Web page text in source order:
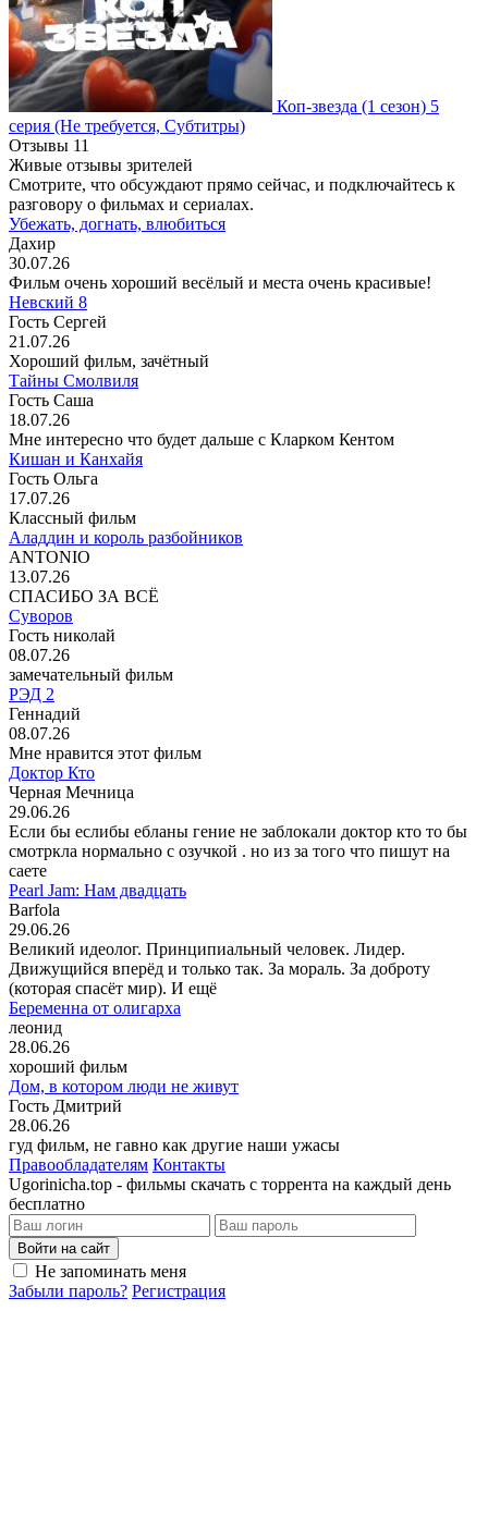
Коп-звезда (1 сезон) 5
серия (Не требуется, Субтитры)
Отзывы 11
Живые отзывы зрителей
Смотрите, что обсуждают прямо сейчас, и подключайтесь к
разговору о фильмах и сериалах.
Убежать, догнать, влюбиться
Дахир
30.07.26
Фильм очень хороший весёлый и места очень красивые!
Невский 8
Гость Сергей
21.07.26
Хороший фильм, зачётный
Тайны Смолвиля
Гость Саша
18.07.26
Мне интересно что будет дальше с Кларком Кентом
Кишан и Канхайя
Гость Ольга
17.07.26
Классный фильм
Аладдин и король разбойников
ANTONIO
13.07.26
СПАСИБО ЗА ВСЁ
Суворов
Гость николай
08.07.26
замечательный фильм
РЭД 2
Геннадий
08.07.26
Мне нравится этот фильм
Доктор Кто
Черная Мечница
29.06.26
Если бы еслибы ебланы гение не заблокали доктор кто то бы
смотркла нормально с озучкой . но из за того что пишут на
саете
Pearl Jam: Нам двадцать
Barfola
29.06.26
Великий идеолог. Принципиальный человек. Лидер.
Движущийся вперёд и только так. За мораль. За доброту
(которая спасёт мир). И ещё
Беременна от олигарха
леонид
28.06.26
хороший фильм
Дом, в котором люди не живут
Гость Дмитрий
28.06.26
гуд фильм, не гавно как другие наши ужасы
Правообладателям Контакты
Ugorinicha.top - фильмы скачать с торрента на каждый день
бесплатно
Войти на сайт
Не запоминать меня
Забыли пароль? Регистрация